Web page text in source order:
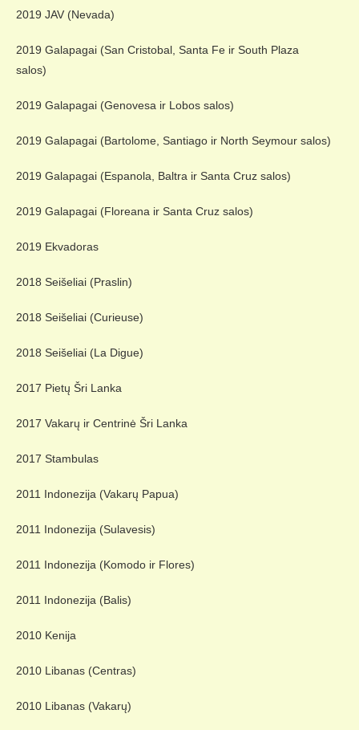
2019 JAV (Nevada)
2019 Galapagai (San Cristobal, Santa Fe ir South Plaza
salos)
2019 Galapagai (Genovesa ir Lobos salos)
2019 Galapagai (Bartolome, Santiago ir North Seymour salos)
2019 Galapagai (Espanola, Baltra ir Santa Cruz salos)
2019 Galapagai (Floreana ir Santa Cruz salos)
2019 Ekvadoras
2018 Seišeliai (Praslin)
2018 Seišeliai (Curieuse)
2018 Seišeliai (La Digue)
2017 Pietų Šri Lanka
2017 Vakarų ir Centrinė Šri Lanka
2017 Stambulas
2011 Indonezija (Vakarų Papua)
2011 Indonezija (Sulavesis)
2011 Indonezija (Komodo ir Flores)
2011 Indonezija (Balis)
2010 Kenija
2010 Libanas (Centras)
2010 Libanas (Vakarų)